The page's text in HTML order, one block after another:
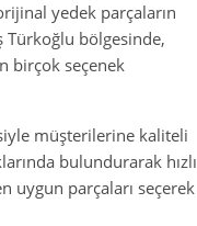
yedek parçaların
Türkoğlu bölgesinde,
birçok seçenek
müşterilerine kaliteli
bulundurarak hızlı
uygun parçaları seçerek